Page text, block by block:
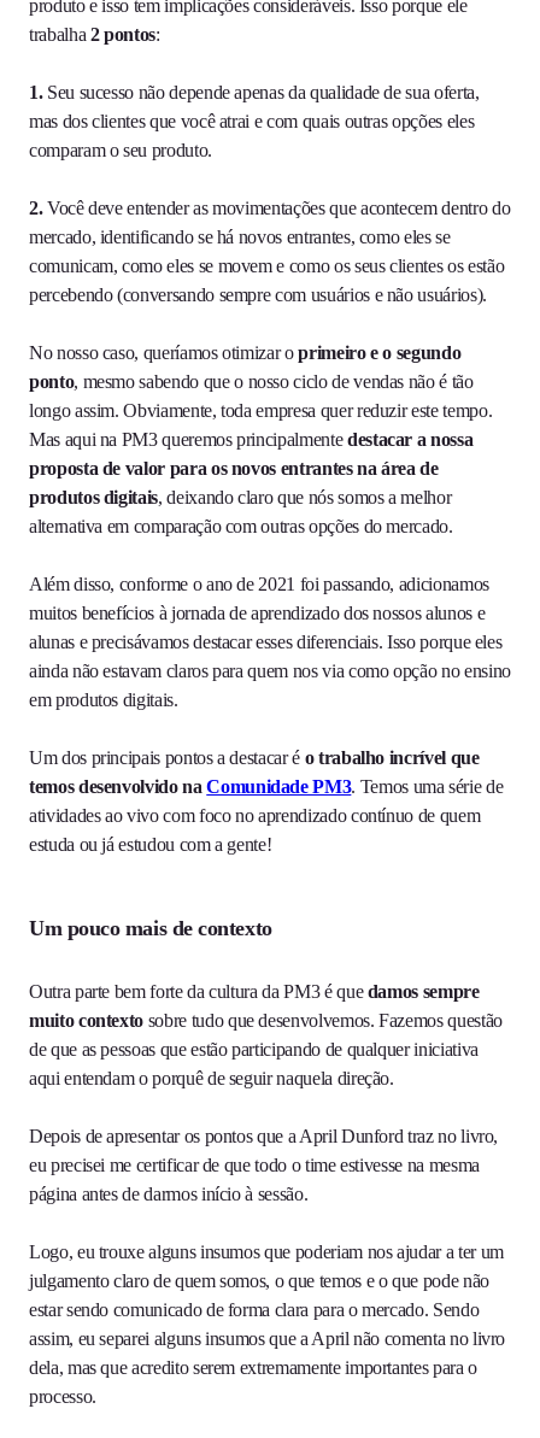
produto e isso tem implicações consideráveis. Isso porque ele
trabalha 2 pontos:
1.Seu sucesso não depende apenas da qualidade de sua oferta,
mas dos clientes que você atrai e com quais outras opções eles
comparam o seu produto.
2.Você deve entender as movimentações que acontecem dentro do
mercado, identificando se há novos entrantes, como eles se
comunicam, como eles se movem e como os seus clientes os estão
percebendo (conversando sempre com usuários e não usuários).
No nosso caso, queríamos otimizar oprimeiro e o segundo
ponto, mesmo sabendo que o nosso ciclo de vendas não é tão
longo assim. Obviamente, toda empresa quer reduzir este tempo.
Mas aqui na PM3 queremos principalmentedestacar a nossa
proposta de valor para os novos entrantes na área de
produtos digitais, deixando claro que nós somos a melhor
alternativa em comparação com outras opções do mercado.
Além disso, conforme o ano de 2021 foi passando, adicionamos
muitos benefícios à jornada de aprendizado dos nossos alunos e
alunas e precisávamos destacar esses diferenciais. Isso porque eles
ainda não estavam claros para quem nos via como opção no ensino
em produtos digitais.
Um dos principais pontos a destacar é o trabalho incrível que
temos desenvolvido naComunidade PM3. Temos uma série de
atividades ao vivo com foco no aprendizado contínuo de quem
estuda ou já estudou com a gente!
Um pouco mais de contexto
Outra parte bem forte da cultura da PM3 é quedamos sempre
muito contexto sobre tudo que desenvolvemos. Fazemos questão
de que as pessoas que estão participando de qualquer iniciativa
aqui entendam o porquê de seguir naquela direção.
Depois de apresentar os pontos que a April Dunford traz no livro,
eu precisei me certificar de que todo o time estivesse na mesma
página antes de darmos início à sessão.
Logo, eu trouxe alguns insumos que poderiam nos ajudar a ter um
julgamento claro de quem somos, o que temos e o que pode não
estar sendo comunicado de forma clara para o mercado. Sendo
assim, eu separei alguns insumos que a April não comenta no livro
dela, mas que acredito serem extremamente importantes para o
processo.